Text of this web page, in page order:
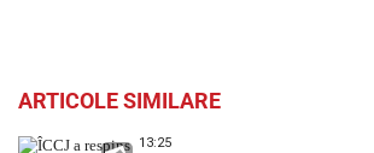
ARTICOLE SIMILARE
13:25